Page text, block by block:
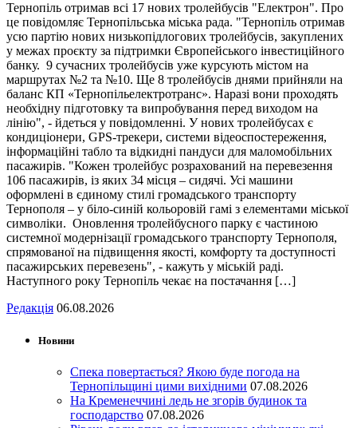
Тернопіль отримав всі 17 нових тролейбусів "Електрон". Про
це повідомляє Тернопільська міська рада. "Тернопіль отримав
усю партію нових низькопідлогових тролейбусів, закуплених
у межах проєкту за підтримки Європейського інвестиційного
банку. 9 сучасних тролейбусів уже курсують містом на
маршрутах №2 та №10. Ще 8 тролейбусів днями прийняли на
баланс КП «Тернопільелектротранс». Наразі вони проходять
необхідну підготовку та випробування перед виходом на
лінію", - йдеться у повідомленні. У нових тролейбусах є
кондиціонери, GPS-трекери, системи відеоспостереження,
інформаційні табло та відкидні пандуси для маломобільних
пасажирів. "Кожен тролейбус розрахований на перевезення
106 пасажирів, із яких 34 місця – сидячі. Усі машини
оформлені в єдиному стилі громадського транспорту
Тернополя – у біло-синій кольоровій гамі з елементами міської
символіки. Оновлення тролейбусного парку є частиною
системної модернізації громадського транспорту Тернополя,
спрямованої на підвищення якості, комфорту та доступності
пасажирських перевезень", - кажуть у міській раді.
Наступного року Тернопіль чекає на постачання […]
Редакція 06.08.2026
Новини
Спека повертається? Якою буде погода на
Тернопільщині цими вихідними 07.08.2026
На Кременеччині ледь не згорів будинок та
господарство 07.08.2026